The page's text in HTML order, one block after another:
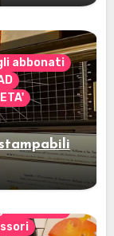
gli abbonati